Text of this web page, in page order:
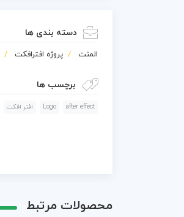
دسته بندی ها
المنت پروژه افترافکت
برچسب ها
after effect
Logo افتر افکت
محصولات مرتبط